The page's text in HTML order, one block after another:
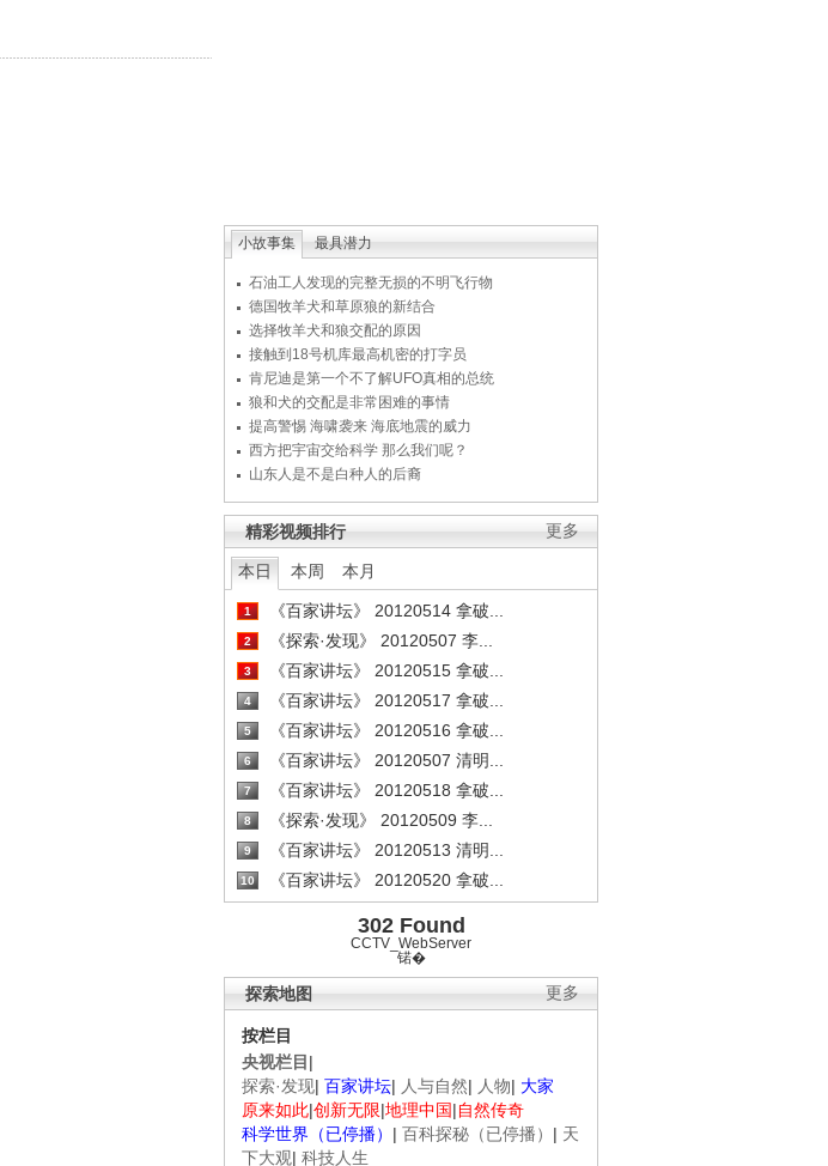
小故事集 最具潜力
石油工人发现的完整无损的不明飞行物
德国牧羊犬和草原狼的新结合
选择牧羊犬和狼交配的原因
接触到18号机库最高机密的打字员
肯尼迪是第一个不了解UFO真相的总统
狼和犬的交配是非常困难的事情
提高警惕 海啸袭来 海底地震的威力
西方把宇宙交给科学 那么我们呢？
山东人是不是白种人的后裔
更多
精彩视频排行
本日 本周 本月
1 《百家讲坛》 20120514 拿破...
2 《探索·发现》 20120507 李...
3 《百家讲坛》 20120515 拿破...
4 《百家讲坛》 20120517 拿破...
5 《百家讲坛》 20120516 拿破...
6 《百家讲坛》 20120507 清明...
7 《百家讲坛》 20120518 拿破...
8 《探索·发现》 20120509 李...
9 《百家讲坛》 20120513 清明...
10 《百家讲坛》 20120520 拿破...
302 Found
CCTV_WebServer
锘�
更多
探索地图
按栏目
央视栏目 |
探索·发现| 百家讲坛| 人与自然| 人物| 大家
原来如此|创新无限|地理中国|自然传奇
科学世界（已停播） | 百科探秘（已停播） | 天
下大观| 科技人生